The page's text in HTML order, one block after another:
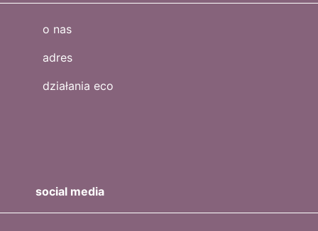
o nas
adres
działania eco
social media